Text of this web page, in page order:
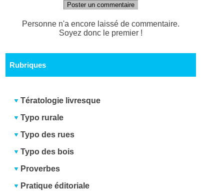
Poster un commentaire
Personne n'a encore laissé de commentaire.
Soyez donc le premier !
Rubriques
Tératologie livresque
Typo rurale
Typo des rues
Typo des bois
Proverbes
Pratique éditoriale